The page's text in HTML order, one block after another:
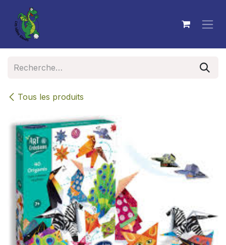
Se rendre au contenu
Tous les produits